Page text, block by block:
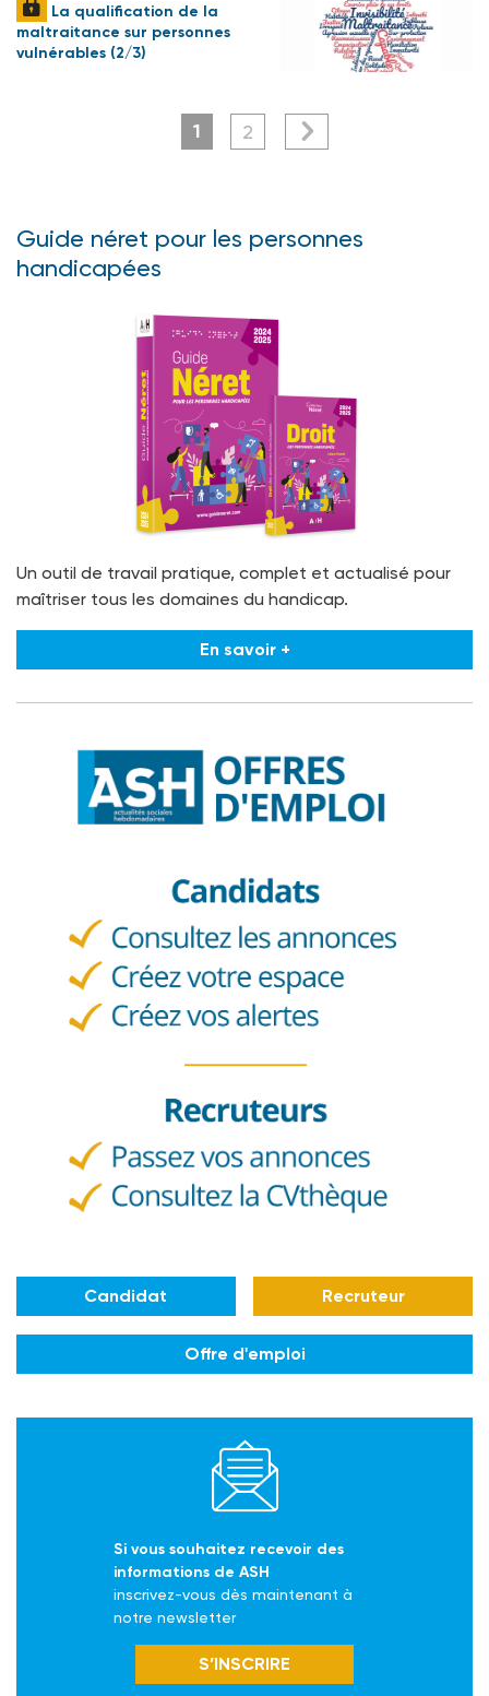
La qualification de la
maltraitance sur personnes
vulnérables (2/3)
1 2
Guide néret pour les personnes
handicapées
Un outil de travail pratique, complet et actualisé pour
maîtriser tous les domaines du handicap.
En savoir +
Candidat Recruteur
Offre d'emploi
Si vous souhaitez recevoir des
informations de ASH
inscrivez-vous dès maintenant à
notre newsletter
S’INSCRIRE